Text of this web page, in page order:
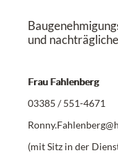
und
Frau Fahlenberg
03385 / 551-4671
(mit Sitz in der